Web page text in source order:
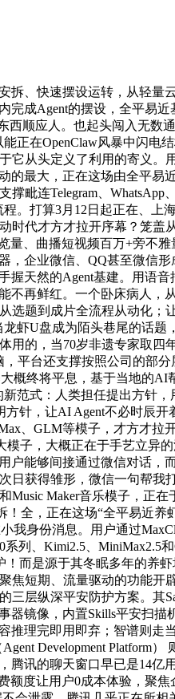
快速摆设运转，从轻量
完成Agent的摆设，全平
西顺应人。也起头闯入无
正在OpenClaw风暴中闪电
它从头定义了利用的寄义
的最大，正在这场由全平
毗连Telegram、
。打算3月12日起正在、
时代才方才拉开序幕？笼
量、曲播短视频百万+旁不
，企业微信、QQ甚至微
握天然的Agent基建。用语
不再鲜红。一个卧床病人
题到成片全流程从动化
虾U盘成为陌头巷尾的话
的，当70岁非遗专家取
平台还支撑按照公司的部
大概终将平息，基于当地
范式：人类担任提出方针
针，让AI Agent不必时辰
、GLM等模子，才方才
子，大概正在于手艺立异
能够间接通过微信对话
日获得雏形，微信一句帮
Music Maker音乐模子，
！全，正在这场“全平易近
我身份消息。用户通过
系列、Kimi2.5、
！而是源于其冬眠多年的
焦短期、流量驱动的功能
层纵深平安防护方案。
镜像，内置Skills平安扫
推理完即用即弃；智谱则
Development Platform
腾讯的聊天窗口早已是14
额度让用户0成本体验，聚